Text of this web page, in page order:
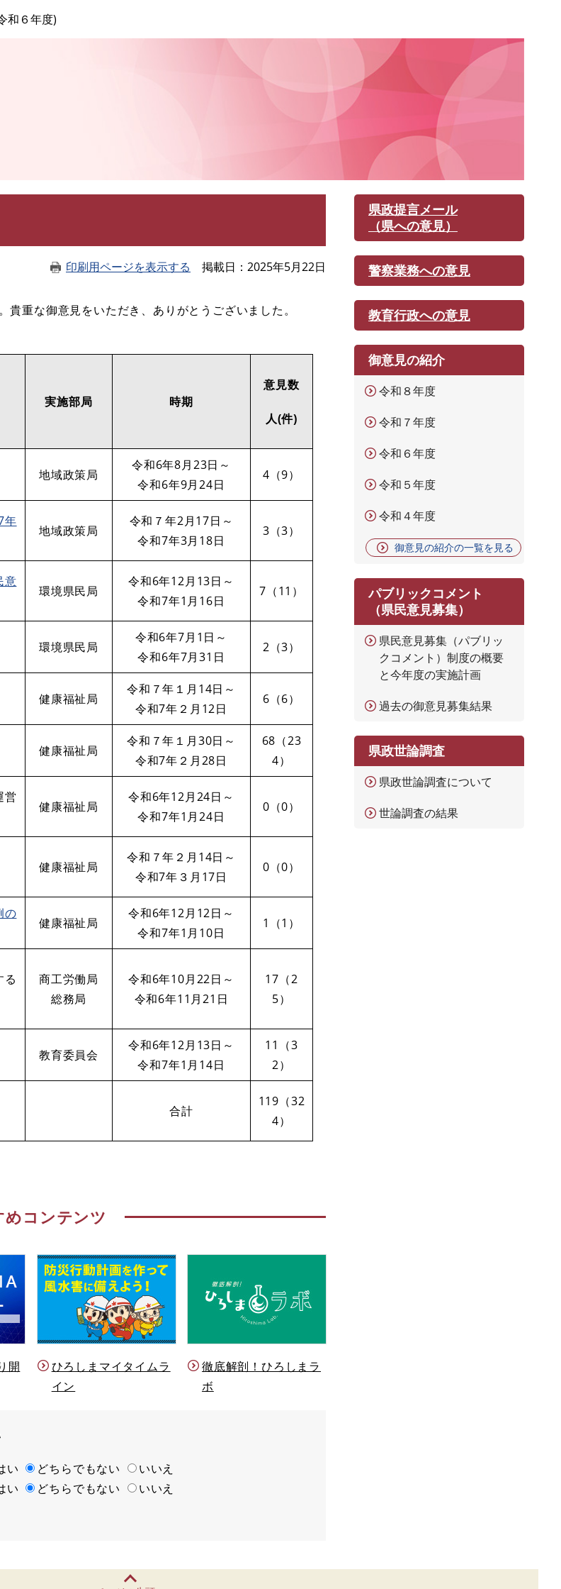
和６年度)
印刷用ページを表示する 掲載日 2025年5月22日
重な御意見をいただき、ありがとうございました。
実施部局 時期
意見数
人(件)
地域政策局
​令和6年8月23日～
令和6年9月24日
4（9）
年
地域政策局
​令和７年2月17日～
令和7年3月18日
3（3）
意
環境県民局
令和6年12月13日～
令和7年1月16日
7（11）
環境県民局
令和6年7月1日～
令和6年7月31日
2（3）
健康福祉局
令和７年１月14日～
令和7年２月12日
6（6）
健康福祉局
令和７年１月30日～
令和7年２月28日
68（23
4）
営
健康福祉局
令和6年12月24日～
令和7年1月24日
0（0）
健康福祉局
令和７年２月14日～
令和7年３月17日
0（0）
の
健康福祉局
令和6年12月12日～
令和7年1月10日
1（1）
る
商工労働局
総務局
令和6年10月22日～
令和6年11月21日
17（2
5）
教育委員会
令和6年12月13日～
令和7年1月14日
11（3
2）
合計
119（32
4）
めコンテンツ
開
ひろしまマイタイムラ
イン
徹底解剖！ひろしまラ
ボ
い どちらでもない
いいえ
い どちらでもない いいえ
県政提言メール
（県への意見）
警察業務への意見
教育行政への意見
御意見の紹介
令和８年度
令和７年度
令和６年度
令和５年度
令和４年度
御意見の紹介の一覧を見る
パブリックコメント
（県民意見募集）
県民意見募集（パブリッ
クコメント）制度の概要
と今年度の実施計画
過去の御意見募集結果
県政世論調査
県政世論調査について
世論調査の結果